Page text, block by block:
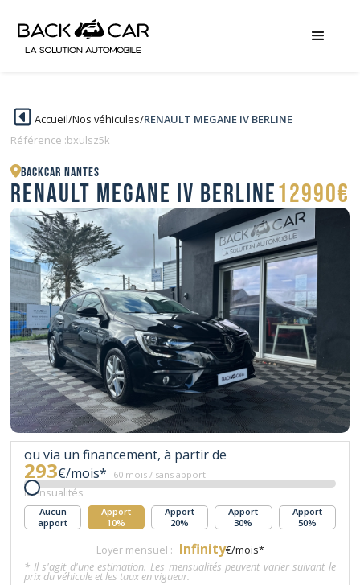
Accueil/Nos véhicules/RENAULT MEGANE IV BERLINE
Référence :bxulsz5k
BACKCAR Nantes
RENAULT MEGANE IV BERLINE12990€
ou via un financement, à partir de
293€/mois* 60 mois / sans apport
Mensualités
Aucun
apport
Apport
10%
Apport
20%
Apport
30%
Apport
50%
Loyer mensuel : Infinity€/mois*
* Il s'agit d'une estimation. Les mensualités peuvent varier suivant le
prix du véhicule et les taux en vigueur.